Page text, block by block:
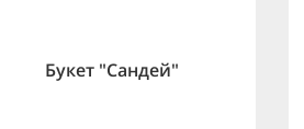
Букет "Сандей"